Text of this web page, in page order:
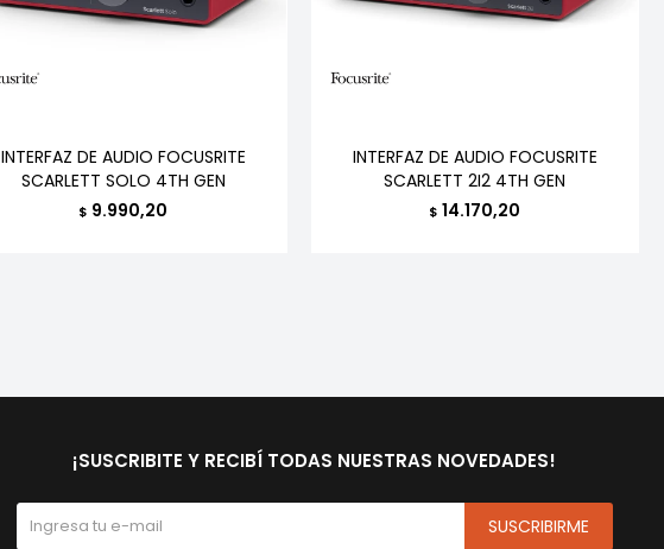
INTERFAZ DE AUDIO FOCUSRITE
SCARLETT SOLO 4TH GEN
$ 9.990,20
INTERFAZ DE AUDIO FOCUSRITE
SCARLETT 2I2 4TH GEN
$ 14.170,20
¡SUSCRIBITE Y RECIBÍ TODAS NUESTRAS NOVEDADES!
SUSCRIBIRME